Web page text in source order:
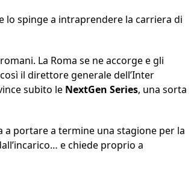
lo spinge a intraprendere la carriera di
La Roma se ne accorge e gli
il direttore generale dell’Inter
subito le NextGen Series, una sorta
a portare a termine una stagione per la
e chiede proprio a